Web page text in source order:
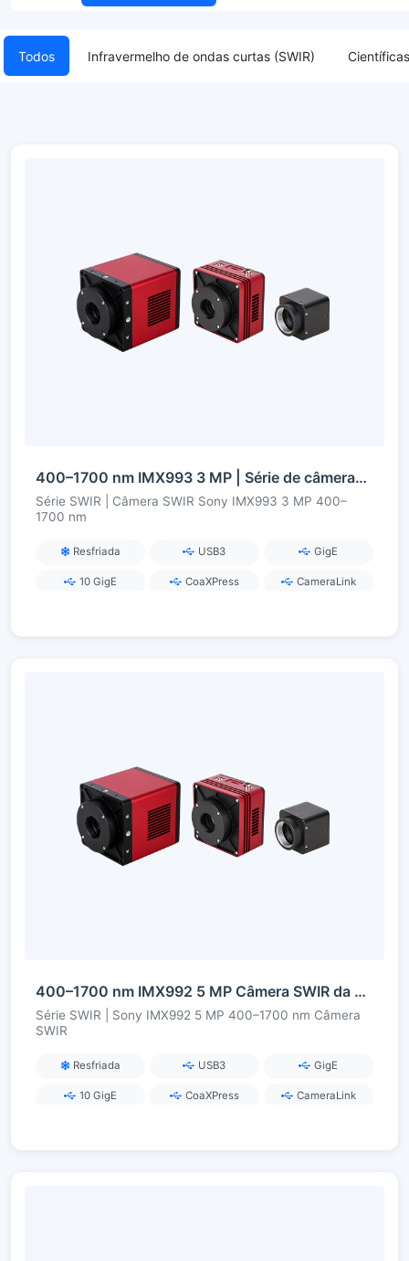
Todos Infravermelho de ondas curtas (SWIR)
400–1700 nm IMX993 3 MP | Série de câmeras SWIR InGaAs
Série SWIR | Câmera SWIR Sony IMX993 3 MP 400–
1700 nm
Resfriada USB3 GigE
10 GigE CoaXPress CameraLink
400–1700 nm IMX992 5 MP Câmera SWIR da série InGaAs
Série SWIR | Sony IMX992 5 MP 400–1700 nm Câmera
SWIR
Resfriada USB3 GigE
10 GigE CoaXPress CameraLink